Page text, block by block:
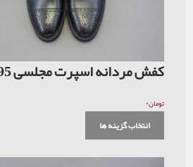
کفش مردانه اسپرت مجلسی 995 مشکی
تومان۰
انتخاب گزینه ها